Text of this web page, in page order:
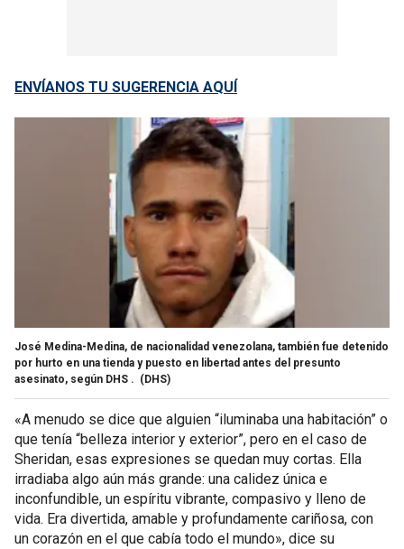
ENVÍANOS TU SUGERENCIA AQUÍ
José Medina-Medina, de nacionalidad venezolana, también fue detenido
por hurto en una tienda y puesto en libertad antes del presunto
asesinato, según DHS . (DHS)
«A menudo se dice que alguien “iluminaba una habitación” o
que tenía “belleza interior y exterior”, pero en el caso de
Sheridan, esas expresiones se quedan muy cortas. Ella
irradiaba algo aún más grande: una calidez única e
inconfundible, un espíritu vibrante, compasivo y lleno de
vida. Era divertida, amable y profundamente cariñosa, con
un corazón en el que cabía todo el mundo», dice su